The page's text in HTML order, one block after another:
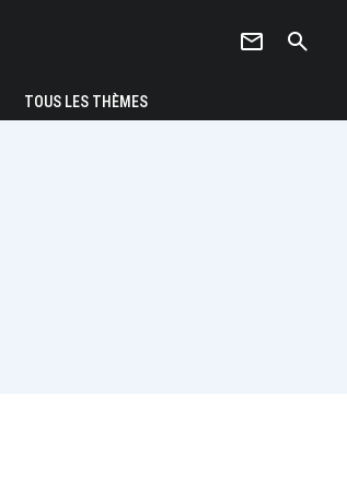
newsletter search
TOUS LES THÈMES